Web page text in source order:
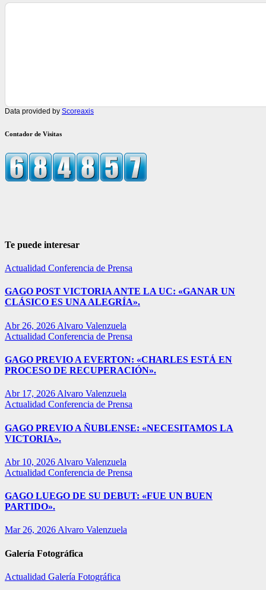
Data provided by Scoreaxis
Contador de Visitas
Te puede interesar
Actualidad Conferencia de Prensa
GAGO POST VICTORIA ANTE LA UC: «GANAR UN
CLÁSICO ES UNA ALEGRÍA».
Abr 26, 2026 Alvaro Valenzuela
Actualidad Conferencia de Prensa
GAGO PREVIO A EVERTON: «CHARLES ESTÁ EN
PROCESO DE RECUPERACIÓN».
Abr 17, 2026 Alvaro Valenzuela
Actualidad Conferencia de Prensa
GAGO PREVIO A ÑUBLENSE: «NECESITAMOS LA
VICTORIA».
Abr 10, 2026 Alvaro Valenzuela
Actualidad Conferencia de Prensa
GAGO LUEGO DE SU DEBUT: «FUE UN BUEN
PARTIDO».
Mar 26, 2026 Alvaro Valenzuela
Galería Fotográfica
Actualidad Galería Fotográfica